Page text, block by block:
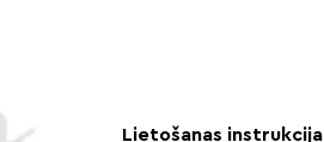
Lietošanas instrukcija